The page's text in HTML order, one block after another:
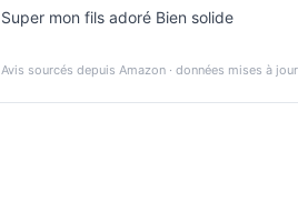
Super mon fils adoré Bien solide
Avis sourcés depuis Amazon · données mises à